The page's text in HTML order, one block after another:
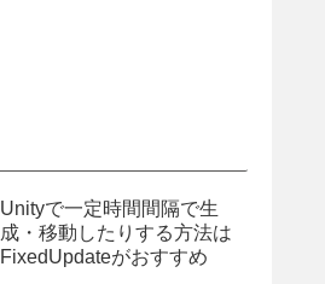
Unityで一定時間間隔で生
成・移動したりする方法は
FixedUpdateがおすすめ